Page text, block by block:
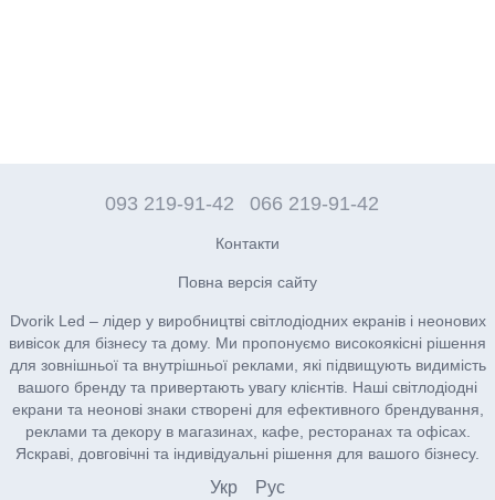
093 219-91-42 066 219-91-42
Контакти
Повна версія сайту
Dvorik Led – лідер у виробництві світлодіодних екранів і неонових
вивісок для бізнесу та дому. Ми пропонуємо високоякісні рішення
для зовнішньої та внутрішньої реклами, які підвищують видимість
вашого бренду та привертають увагу клієнтів. Наші світлодіодні
екрани та неонові знаки створені для ефективного брендування,
реклами та декору в магазинах, кафе, ресторанах та офісах.
Яскраві, довговічні та індивідуальні рішення для вашого бізнесу.
Укр Рус